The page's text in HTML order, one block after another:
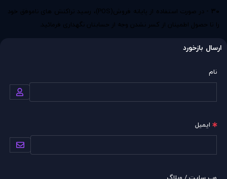
30 -
در صورت استفاده از پایانه فروش(POS)، رسید تراکنش های ناموفق خود
را تا حصول اطمینان از کسر نشدن وجه از حسابتان نگهداری فرمائید.
ارسال بازخورد
نام
ایمیل